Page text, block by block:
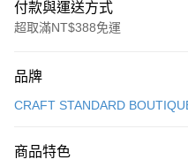
付款與運送方式
超取滿NT$388免運
信用卡一次付款
3 期 0 利率 每期
品牌
CRAFT STANDARD
商品特色